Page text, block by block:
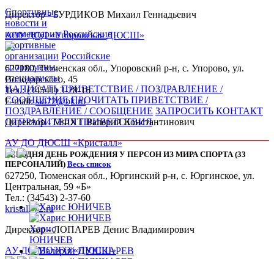
Директор - БУРДИКОВ Михаил Геннадьевич
АОУ ДОД «Упоровская ДЮСШ»
627180, Тюменская обл., Упоровский р-н, с. Упорово, ул.
Володарского, 45
Тел.: (34541) 3-28-16
E-mail:ski72@bk.ru
Директор - МФХТ Валерий Константинович
АУ ДО ДЮСШ «Кристалл»
627250, Тюменская обл., Юргинский р-н, с. Юргинское, ул.
Центральная, 59 «Б»
Тел.: (34543) 2-37-60
kristall-72.ru
Директор - ЛОПАРЕВ Денис Владимирович
АУ ДО МОЗГО «ДЮСШ»
Спортивные
новости и
комментарии Российские
спортивные
организации Российские
спортсмены,
специалисты
НАПИСАТЬ ПРИВЕТСТВИЕ / ПОЗДРАВЛЕНИЕ /
СООБЩЕНИЕ ПРОЧИТАТЬ ПРИВЕТСТВИЕ /
ПОЗДРАВЛЕНИЕ / СООБЩЕНИЕ ЗАПРОСИТЬ КОНТАКТ
ОТПРАВИТЕЛЯ ПРИВЕТСТВИЯ
СЕГОДНЯ ДЕНЬ РОЖДЕНИЯ У ПЕРСОН ИЗ МИРА СПОРТА (33
ПЕРСОНАЛИЙ) Весь список
Харис
ЮНИЧЕВ